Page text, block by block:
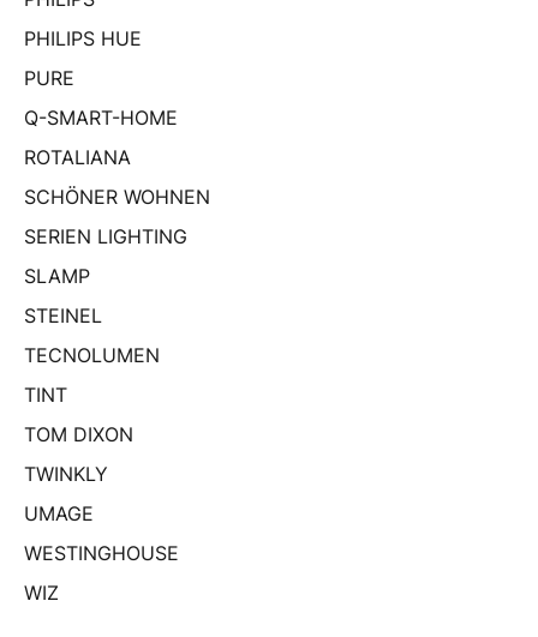
PHILIPS HUE
PURE
Q-SMART-HOME
ROTALIANA
SCHÖNER WOHNEN
SERIEN LIGHTING
SLAMP
STEINEL
TECNOLUMEN
TINT
TOM DIXON
TWINKLY
UMAGE
WESTINGHOUSE
WIZ